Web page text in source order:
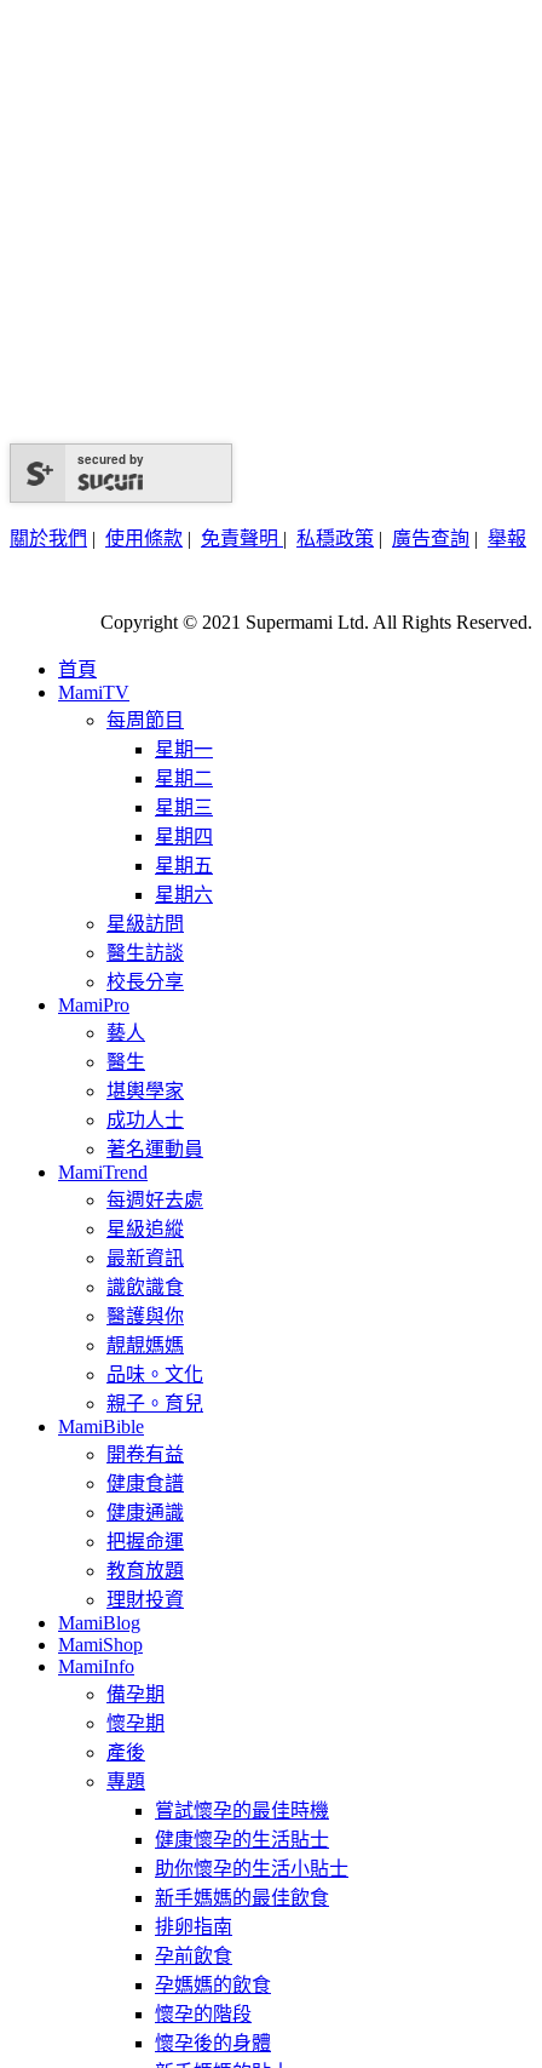
secured by
關於我們 | 使用條款 | 免責聲明 | 私穩政策 | 廣告查詢 | 舉報
Copyright © 2021 Supermami Ltd. All Rights Reserved.
首頁
MamiTV
每周節目
星期一
星期二
星期三
星期四
星期五
星期六
星級訪問
醫生訪談
校長分享
MamiPro
藝人
醫生
堪輿學家
成功人士
著名運動員
MamiTrend
每週好去處
星級追縱
最新資訊
識飲識食
醫護與你
靚靚媽媽
品味。文化
親子。育兒
MamiBible
開卷有益
健康食譜
健康通識
把握命運
教育放題
理財投資
MamiBlog
MamiShop
MamiInfo
備孕期
懷孕期
產後
專題
嘗試懷孕的最佳時機
健康懷孕的生活貼士
助你懷孕的生活小貼士
新手媽媽的最佳飲食
排卵指南
孕前飲食
孕媽媽的飲食
懷孕的階段
懷孕後的身體